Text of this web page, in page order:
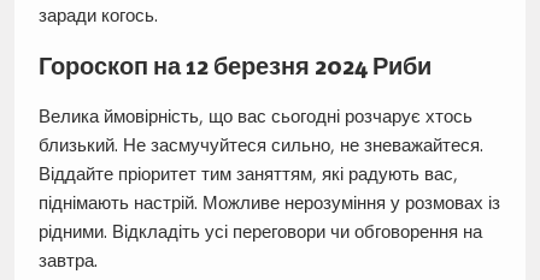
заради когось.
Гороскоп на 12 березня 2024 Риби
Велика ймовірність, що вас сьогодні розчарує хтось
близький. Не засмучуйтеся сильно, не зневажайтеся.
Віддайте пріоритет тим заняттям, які радують вас,
піднімають настрій. Можливе нерозуміння у розмовах із
рідними. Відкладіть усі переговори чи обговорення на
завтра.